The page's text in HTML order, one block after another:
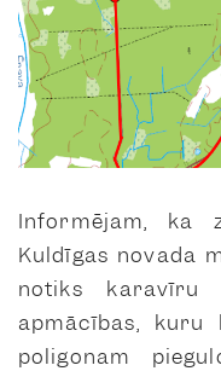
Informējam, ka
Kuldīgas novada
notiks karavīru
apmācības,
poligonam